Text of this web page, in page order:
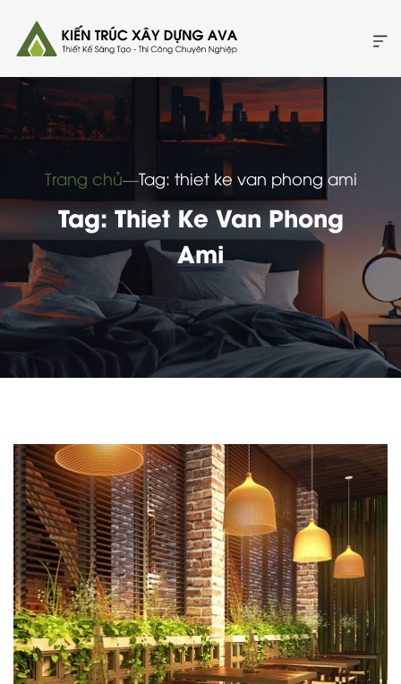
Trang chủ―Tag: thiet ke van phong ami
Tag: Thiet Ke Van Phong
Ami